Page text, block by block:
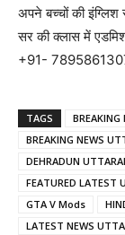
अपने बच्चों की इंग्लिश
सर की क्लास में
+91-
TAGS
BREAKING NEWS
DEHRADUN
FEATURED LATEST
GTA V Mods
LATEST NEWS